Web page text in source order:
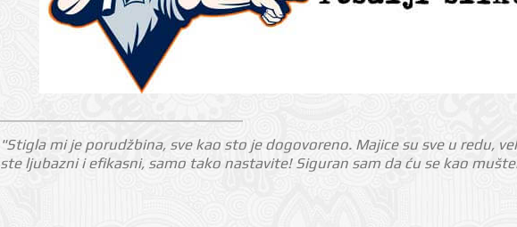
"Stigla mi je porudžbina, sve kao sto je dogovoreno. Majice su sve u redu,
ste ljubazni i efikasni, samo tako nastavite! Siguran sam da ću se kao